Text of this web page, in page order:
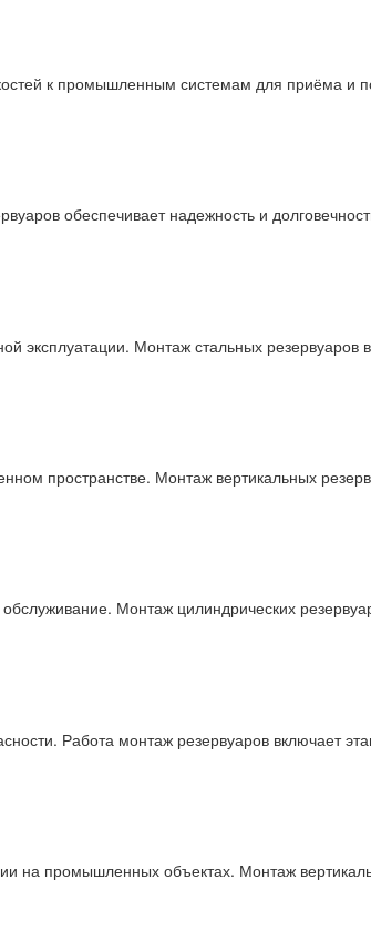
к промышленным системам для приёма и
обеспечивает надежность и
эксплуатации. Монтаж стальных резервуаров
пространстве. Монтаж вертикальных
Монтаж цилиндрических
Работа монтаж резервуаров включает
на промышленных объектах. Монтаж